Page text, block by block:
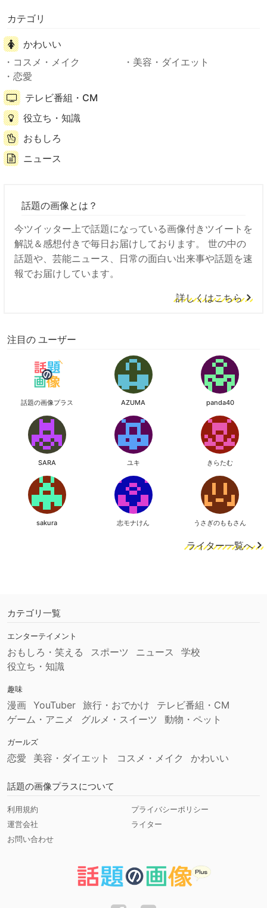
カテゴリ
かわいい
コスメ・メイク
美容・ダイエット
恋愛
テレビ番組・CM
役立ち・知識
おもしろ
ニュース
話題の画像とは？
今ツイッター上で話題になっている画像付きツイートを
解説＆感想付きで毎日お届けしております。 世の中の
話題や、芸能ニュース、日常の面白い出来事や話題を速
報でお届けしています。
詳しくはこちら
注目の ユーザー
話題の画像プラス AZUMA panda40
SARA ユキ きらたむ
sakura 志モナけん うさぎのももさん
ライター一覧へ
カテゴリ一覧
エンターテイメント
おもしろ・笑える スポーツ ニュース
学校
役立ち・知識
趣味
漫画 YouTuber 旅行・おでかけ
テレビ番組・CM
ゲーム・アニメ
グルメ・スイーツ 動物・ペット
ガールズ
恋愛 美容・ダイエット コスメ・メイク かわいい
話題の画像プラスについて
利用規約
プライバシーポリシー
運営会社
ライター
お問い合わせ